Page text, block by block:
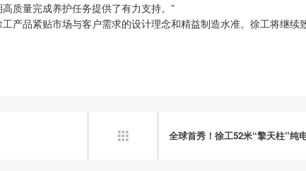
质量完成养护任务提供了有力支持。”
产品紧贴市场与客户需求的设计理念和精益制造水准。徐工将继
全球首秀！徐工52米“擎天柱”纯
